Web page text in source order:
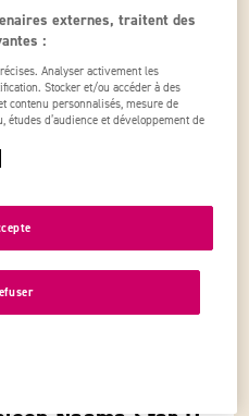
externes, traitent des
:
Analyser activement les
Stocker et/ou accéder à des
contenu personnalisés, mesure de
d’audience et développement de